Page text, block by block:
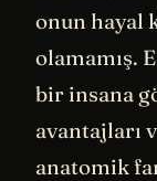
onun hayal
olamamış.
bir insana
avantajları
anatomik